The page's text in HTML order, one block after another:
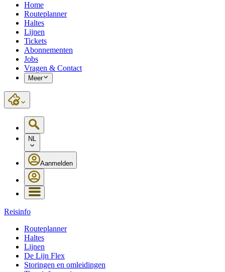
Home
Routeplanner
Haltes
Lijnen
Tickets
Abonnementen
Jobs
Vragen & Contact
Meer
NL
Aanmelden
Reisinfo
Routeplanner
Haltes
Lijnen
De Lijn Flex
Storingen en omleidingen